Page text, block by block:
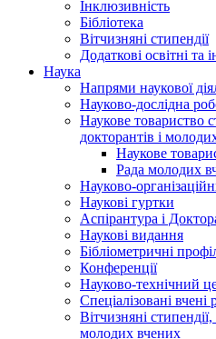
Інклюзивність
Бібліотека
Вітчизняні стипендії
Додаткові освітні та
Наука
Напрями наукової
Науково-дослідна
Наукове товариство
докторантів і
Наукове
Рада молодих
Науково-
Наукові гуртки
Аспірантура і
Наукові видання
Бібліометричні
Конференції
Науково-технічний
Спеціалізовані вчені
Вітчизняні
молодих вчених